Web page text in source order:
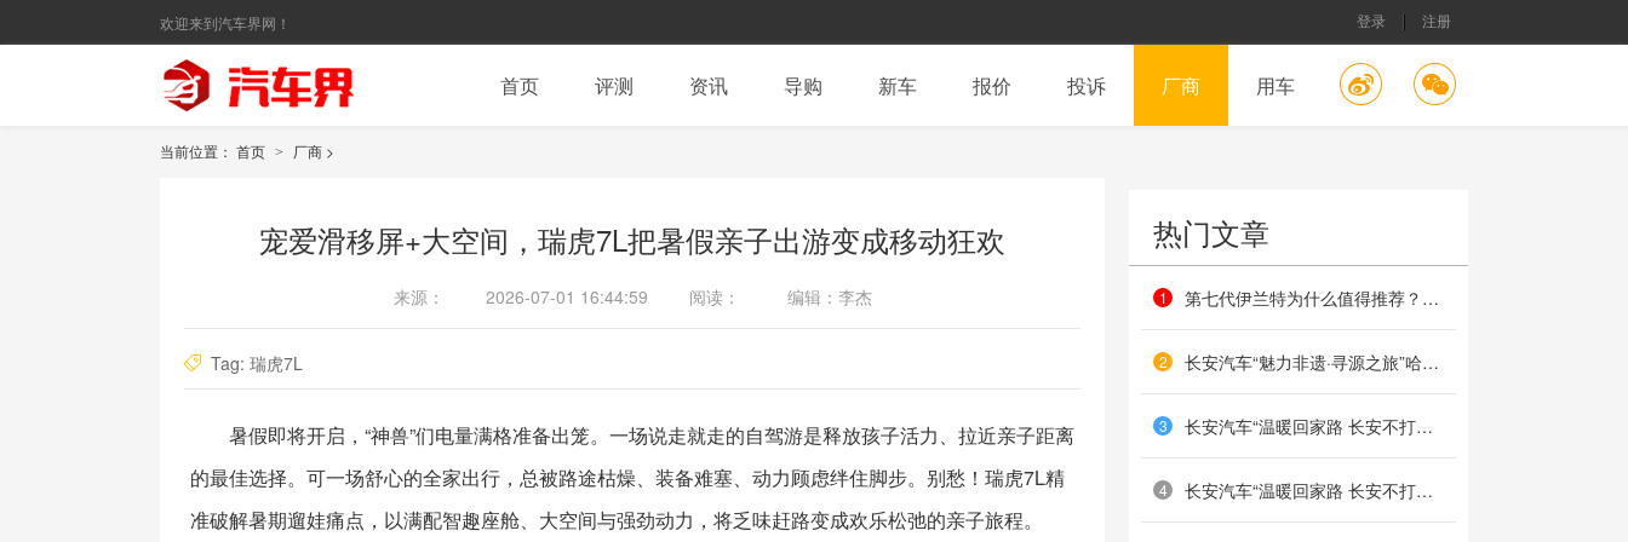
欢迎来到汽车界网！ 登录 注册
首页 评测 资讯 导购 新车 报价 投诉 厂商 用车
当前位置： 首页 > 厂商 >
宠爱滑移屏+大空间，瑞虎7L把暑假亲子出游变成移动狂欢
来源： 2026-07-01 16:44:59 阅读： 编辑：李杰
Tag: 瑞虎7L
暑假即将开启，“神兽”们电量满格准备出笼。一场说走就走的自驾游是释放孩子活力、拉近亲子距离
的最佳选择。可一场舒心的全家出行，总被路途枯燥、装备难塞、动力顾虑绊住脚步。别愁！瑞虎7L精
准破解暑期遛娃痛点，以满配智趣座舱、大空间与强劲动力，将乏味赶路变成欢乐松弛的亲子旅程。
热门文章
1 第七代伊兰特为什么值得推荐？这几个方面最有价值
2 长安汽车“魅力非遗·寻源之旅”哈尔滨站收官：北国非遗映匠心，冰雪共鉴传承路
3 长安汽车“温暖回家路 长安不打烊”海口站温暖落幕
4 长安汽车“温暖回家路 长安不打烊”哈尔滨站火热举办